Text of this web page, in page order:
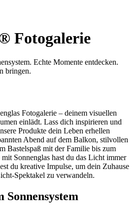
Fotogalerie
Echte Momente entdecken.
bringen.
Fotogalerie – deinem visuellen
einlädt. Lass dich inspirieren und
Produkte dein Leben erhellen
Abend auf dem Balkon, stilvollen
Bastelspaß mit der Familie bis zum
Sonnenglas hast du das Licht immer
du kreative Impulse, um dein Zuhause
Spektakel zu verwandeln.